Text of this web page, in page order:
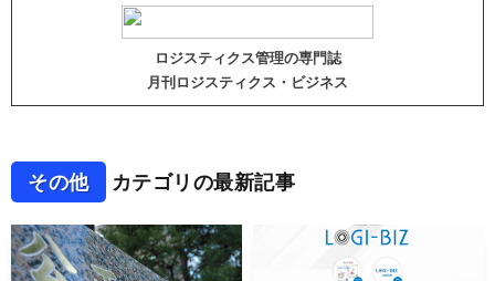
ロジスティクス管理の専門誌
月刊ロジスティクス・ビジネス
その他 カテゴリの最新記事